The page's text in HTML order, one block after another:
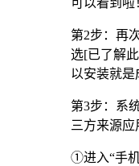
可以看到啦
第2步：再
选[已了解
以安装就是
第3步：系
三方来源
①进入“手